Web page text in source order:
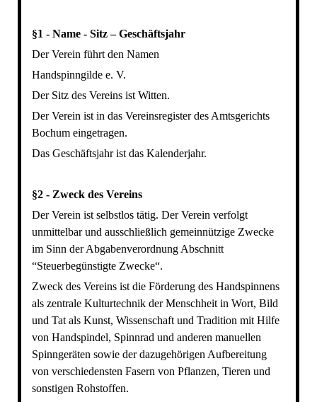
§1 - Name - Sitz – Geschäftsjahr
Der Verein führt den Namen
Handspinngilde e. V.
Der Sitz des Vereins ist Witten.
Der Verein ist in das Vereinsregister des Amtsgerichts
Bochum eingetragen.
Das Geschäftsjahr ist das Kalenderjahr.
§2 - Zweck des Vereins
Der Verein ist selbstlos tätig. Der Verein verfolgt
unmittelbar und ausschließlich gemeinnützige Zwecke
im Sinn der Abgabenverordnung Abschnitt
“Steuerbegünstigte Zwecke“.
Zweck des Vereins ist die Förderung des Handspinnens
als zentrale Kulturtechnik der Menschheit in Wort, Bild
und Tat als Kunst, Wissenschaft und Tradition mit Hilfe
von Handspindel, Spinnrad und anderen manuellen
Spinngeräten sowie der dazugehörigen Aufbereitung
von verschiedensten Fasern von Pflanzen, Tieren und
sonstigen Rohstoffen.